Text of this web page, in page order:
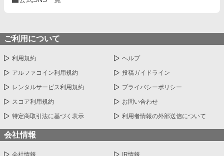
ご利用について
利用規約 ヘルプ
アルファコイン利用規約 投稿ガイドライン
レンタルサービス利用規約 プライバシーポリシー
スコア利用規約 お問い合わせ
特定商取引法に基づく表示 利用者情報の外部送信について
会社情報
会社情報 IR情報